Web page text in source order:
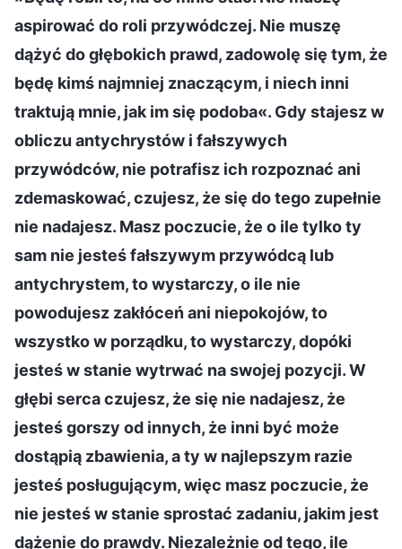
aspirować do roli przywódczej. Nie muszę
dążyć do głębokich prawd, zadowolę się tym, że
będę kimś najmniej znaczącym, i niech inni
traktują mnie, jak im się podoba«. Gdy stajesz w
obliczu antychrystów i fałszywych
przywódców, nie potrafisz ich rozpoznać ani
zdemaskować, czujesz, że się do tego zupełnie
nie nadajesz. Masz poczucie, że o ile tylko ty
sam nie jesteś fałszywym przywódcą lub
antychrystem, to wystarczy, o ile nie
powodujesz zakłóceń ani niepokojów, to
wszystko w porządku, to wystarczy, dopóki
jesteś w stanie wytrwać na swojej pozycji. W
głębi serca czujesz, że się nie nadajesz, że
jesteś gorszy od innych, że inni być może
dostąpią zbawienia, a ty w najlepszym razie
jesteś posługującym, więc masz poczucie, że
nie jesteś w stanie sprostać zadaniu, jakim jest
dążenie do prawdy. Niezależnie od tego, ile